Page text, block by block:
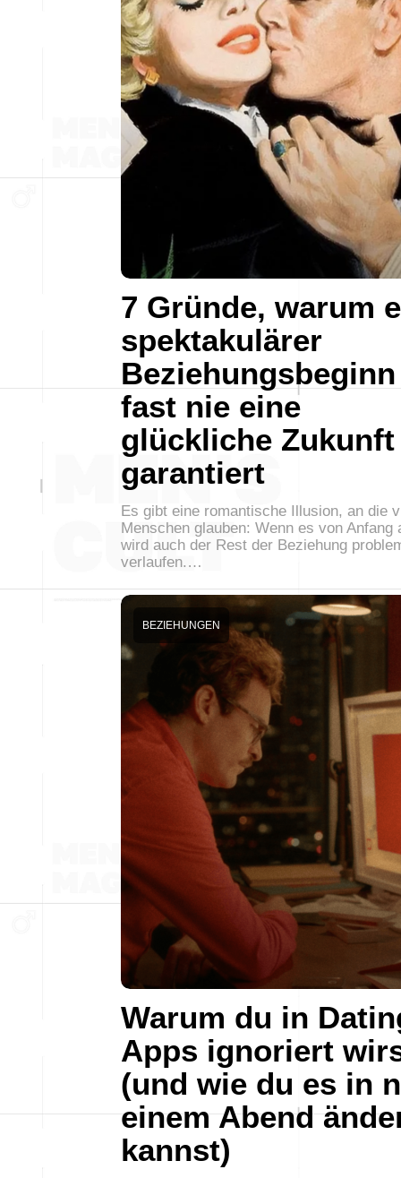
7 Gründe, warum
spektakulärer
Beziehungsbeginn
fast nie eine
glückliche Zukunft
garantiert
Es gibt eine romantische Illusion, an die
Menschen glauben: Wenn es von Anfang
wird auch der Rest der Beziehung
verlaufen.…
Warum du in
Apps ignoriert
(und wie du es in
einem Abend
kannst)
BEZIEHUNGEN